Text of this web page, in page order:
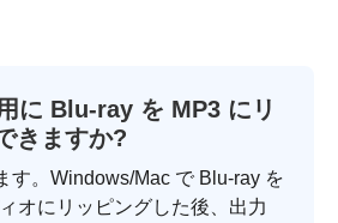
に Blu-ray を MP3 にリ
きますか?
す。Windows/Mac で Blu-ray を
オにリッピングした後、出力